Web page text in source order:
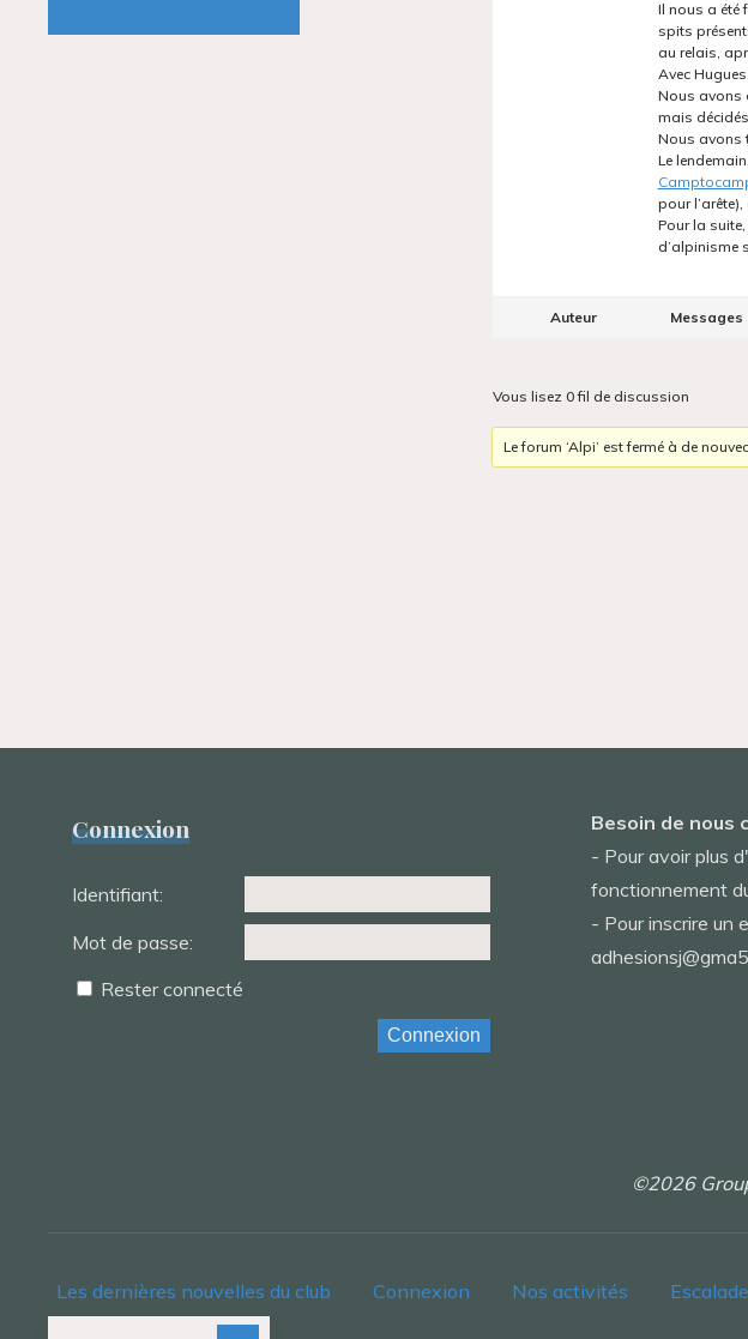
Il nous a été
spits
au relais,
Avec
Nous avons
mais
Nous avons
Le
pour l’arête),
Pour la
d’alpinisme
Auteur Messages
Vous lisez 0 fil de discussion
Le forum ‘Alpi’ est fermé à de
Connexion
Identifiant:
Mot de passe:
Rester connecté
Connexion
Besoin de nous
- Pour avoir plus
fonctionnement
- Pour inscrire un
©2026
Les dernières nouvelles du club Connexion Nos activités